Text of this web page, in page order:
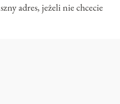
adres, jeżeli nie chcecie